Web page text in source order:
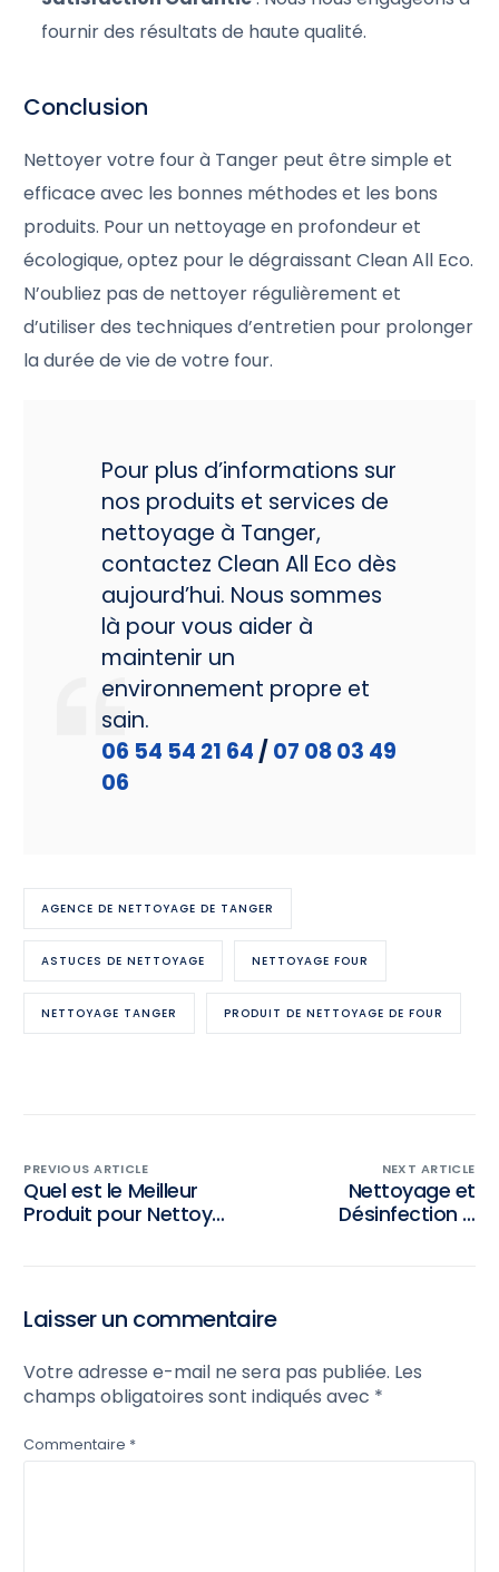
fournir des résultats de haute qualité.
Conclusion
Nettoyer votre four à Tanger peut être simple et
efficace avec les bonnes méthodes et les bons
produits. Pour un nettoyage en profondeur et
écologique, optez pour le dégraissant Clean All Eco.
N’oubliez pas de nettoyer régulièrement et
d’utiliser des techniques d’entretien pour prolonger
la durée de vie de votre four.
Pour plus d’informations sur
nos produits et services de
nettoyage à Tanger,
contactez Clean All Eco dès
aujourd’hui. Nous sommes
là pour vous aider à
maintenir un
environnement propre et
sain.
06 54 54 21 64 /07 08 03 49
06
AGENCE DE NETTOYAGE DE TANGER
ASTUCES DE NETTOYAGE NETTOYAGE FOUR
NETTOYAGE TANGER PRODUIT DE NETTOYAGE DE FOUR
PREVIOUS ARTICLE
Quel est le Meilleur
Produit pour Nettoyer
NEXT ARTICLE
Nettoyage et
Désinfection à
Laisser un commentaire
Votre adresse e-mail ne sera pas publiée. Les
champs obligatoires sont indiqués avec *
Commentaire *